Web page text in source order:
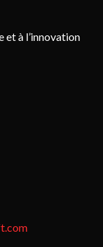
et à l’innovation